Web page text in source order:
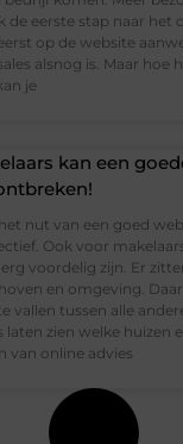
de eerste stap naar het
op de website
alsnog is. Maar hoe
je
kan een
nut van een goed
Ook voor
voordelig zijn. Er
en omgeving.
vallen tussen alle
laten zien welke huizen
van online advies